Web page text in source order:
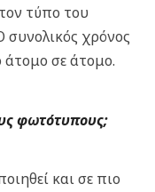
τύπο του
συνολικός χρόνος
σε άτομο.
φωτότυπους;
και σε πιο